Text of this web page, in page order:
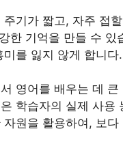
기가 짧고, 자주 접
한 기억을 만들 수
를 잃지 않게 합니다.
영어를 배우는 데
학습자의 실제 사용
원을 활용하여, 보